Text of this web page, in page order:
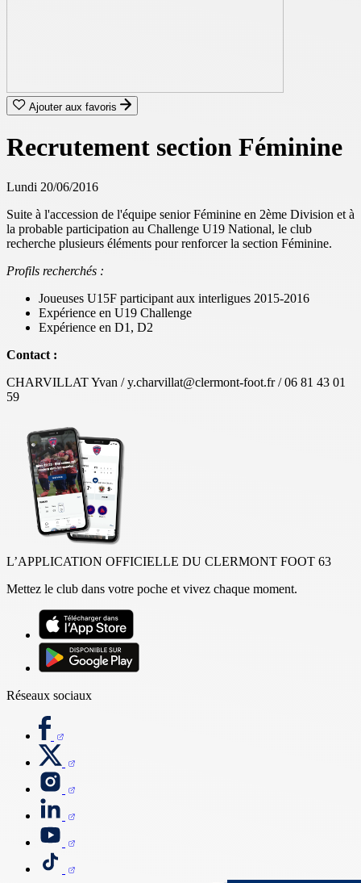
Ajouter aux favoris
Recrutement section Féminine
Lundi 20/06/2016
Suite à l'accession de l'équipe senior Féminine en 2ème Division et à
la probable participation au Challenge U19 National, le club
recherche plusieurs éléments pour renforcer la section Féminine.
Profils recherchés :
Joueuses U15F participant aux interligues 2015-2016
Expérience en U19 Challenge
Expérience en D1, D2
Contact :
CHARVILLAT Yvan / y.charvillat@clermont-foot.fr / 06 81 43 01
59
L’APPLICATION OFFICIELLE DU CLERMONT FOOT 63
Mettez le club dans votre poche et vivez chaque moment.
Réseaux sociaux